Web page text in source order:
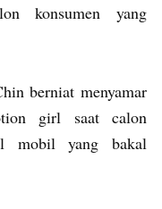
konsumen yang
berniat menyamar
girl saat calon
mobil yang bakal